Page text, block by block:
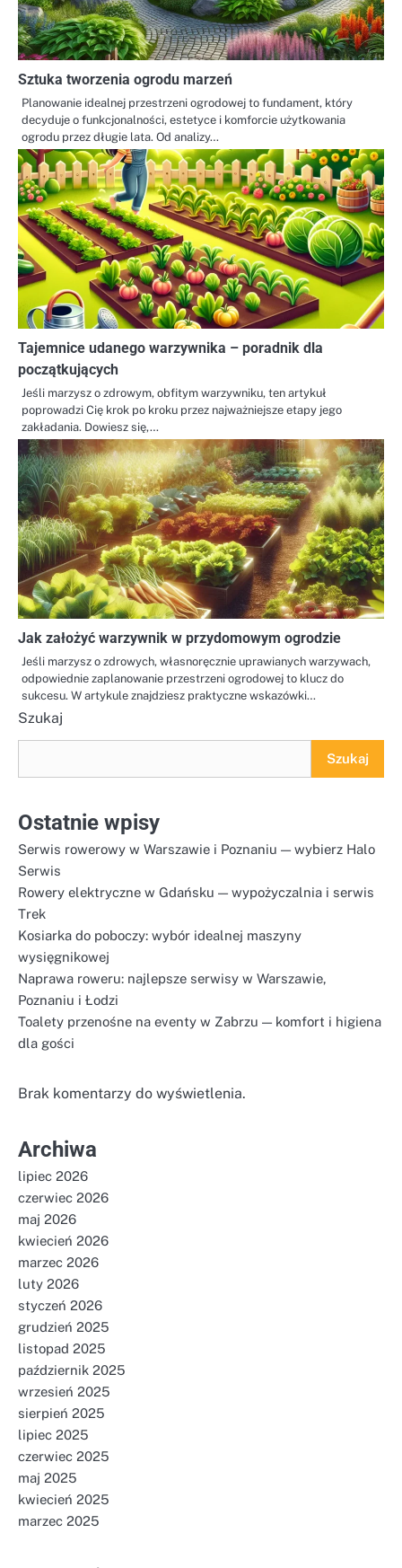
Sztuka tworzenia ogrodu marzeń
Planowanie idealnej przestrzeni ogrodowej to fundament, który
decyduje o funkcjonalności, estetyce i komforcie użytkowania
ogrodu przez długie lata. Od analizy…
Tajemnice udanego warzywnika – poradnik dla
początkujących
Jeśli marzysz o zdrowym, obfitym warzywniku, ten artykuł
poprowadzi Cię krok po kroku przez najważniejsze etapy jego
zakładania. Dowiesz się,…
Jak założyć warzywnik w przydomowym ogrodzie
Jeśli marzysz o zdrowych, własnoręcznie uprawianych warzywach,
odpowiednie zaplanowanie przestrzeni ogrodowej to klucz do
sukcesu. W artykule znajdziesz praktyczne wskazówki…
Szukaj
Szukaj
Ostatnie wpisy
Serwis rowerowy w Warszawie i Poznaniu — wybierz Halo
Serwis
Rowery elektryczne w Gdańsku — wypożyczalnia i serwis
Trek
Kosiarka do poboczy: wybór idealnej maszyny
wysięgnikowej
Naprawa roweru: najlepsze serwisy w Warszawie,
Poznaniu i Łodzi
Toalety przenośne na eventy w Zabrzu — komfort i higiena
dla gości
Brak komentarzy do wyświetlenia.
Archiwa
lipiec 2026
czerwiec 2026
maj 2026
kwiecień 2026
marzec 2026
luty 2026
styczeń 2026
grudzień 2025
listopad 2025
październik 2025
wrzesień 2025
sierpień 2025
lipiec 2025
czerwiec 2025
maj 2025
kwiecień 2025
marzec 2025